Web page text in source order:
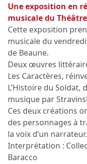
Une exposition en
musicale du
Cette exposition
musicale du
de Beaune.
Deux œuvres
Les Caractères,
L’Histoire du Soldat,
musique par
Ces deux créations
des personnages à
la voix d’un narrateur.
Interprétation :
Baracco